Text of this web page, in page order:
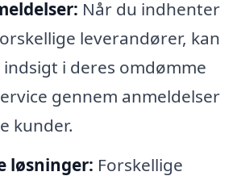
Når du indhenter
leverandører, kan
indsigt i deres omdømme
gennem anmeldelser
kunder.
løsninger: Forskellige